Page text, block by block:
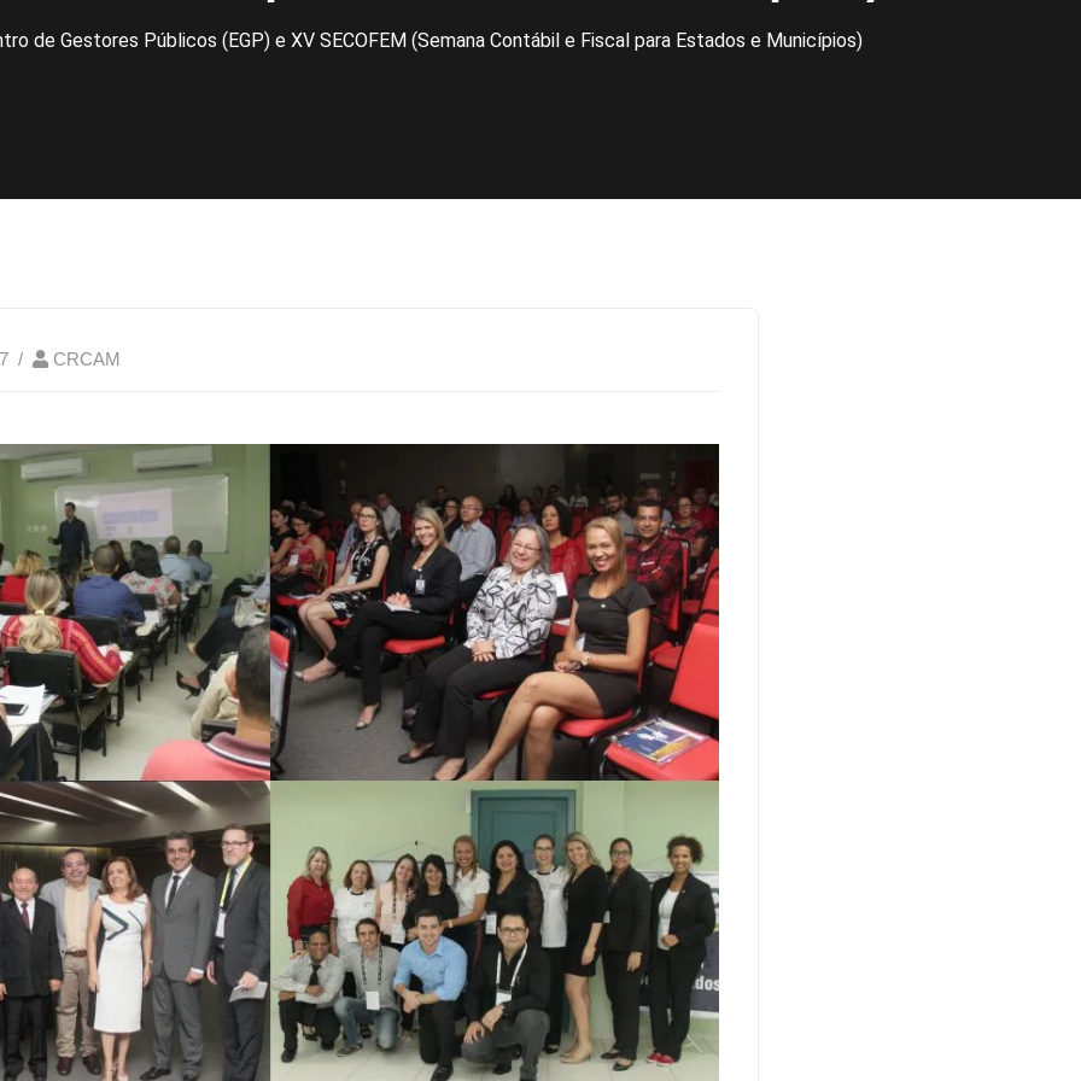
de Gestores Públicos (EGP) e XV SECOFEM (Semana Contábil e Fiscal para Estados e Municípios)
CRCAM